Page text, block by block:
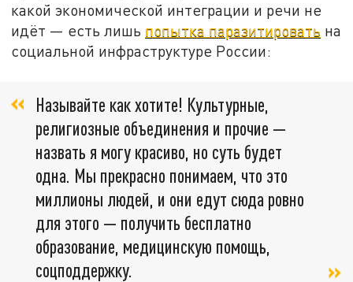
какой экономической интеграции и речи не
идёт — есть лишь попытка паразитировать на
социальной инфраструктуре России:
Называйте как хотите! Культурные,
религиозные объединения и прочие —
назвать я могу красиво, но суть будет
одна. Мы прекрасно понимаем, что это
миллионы людей, и они едут сюда ровно
для этого — получить бесплатно
образование, медицинскую помощь,
соцподдержку.